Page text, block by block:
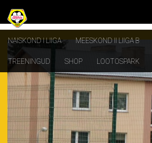
NAISKOND I LIIGA MEESKOND II LIIGA B
TREENINGUD SHOP LOOTOSPARK